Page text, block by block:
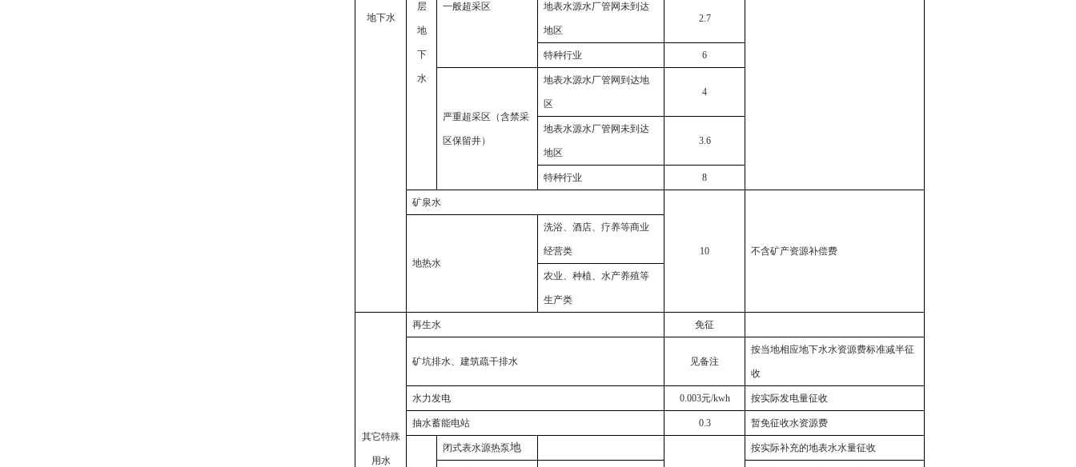
地下水
层
地
下
水
一般超采区 地表水源水厂管网未到达
地区
2.7
特种行业 6
严重超采区（含禁采
区保留井）
地表水源水厂管网到达地
区
4
地表水源水厂管网未到达
地区
3.6
特种行业 8
矿泉水
10
不含矿产资源补偿费
地热水
洗浴、酒店、疗养等商业
经营类
农业、种植、水产养殖等
生产类
其它特殊
用水
再生水 免征
矿坑排水、建筑疏干排水 见备注
按当地相应地下水水资源费标准减半征
收
水力发电 0.003元/kwh 按实际发电量征收
抽水蓄能电站 0.3 暂免征收水资源费
闭式表水源热泵地 按实际补充的地表水水量征收